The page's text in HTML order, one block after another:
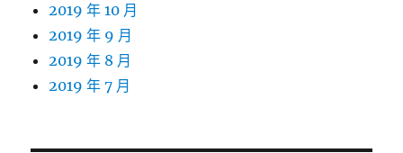
2019 年 10 月
2019 年 9 月
2019 年 8 月
2019 年 7 月